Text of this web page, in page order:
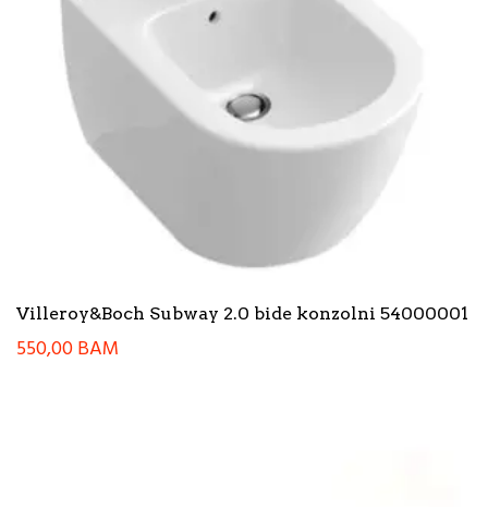
Villeroy&Boch Subway 2.0 bide konzolni 54000001
550,00BAM